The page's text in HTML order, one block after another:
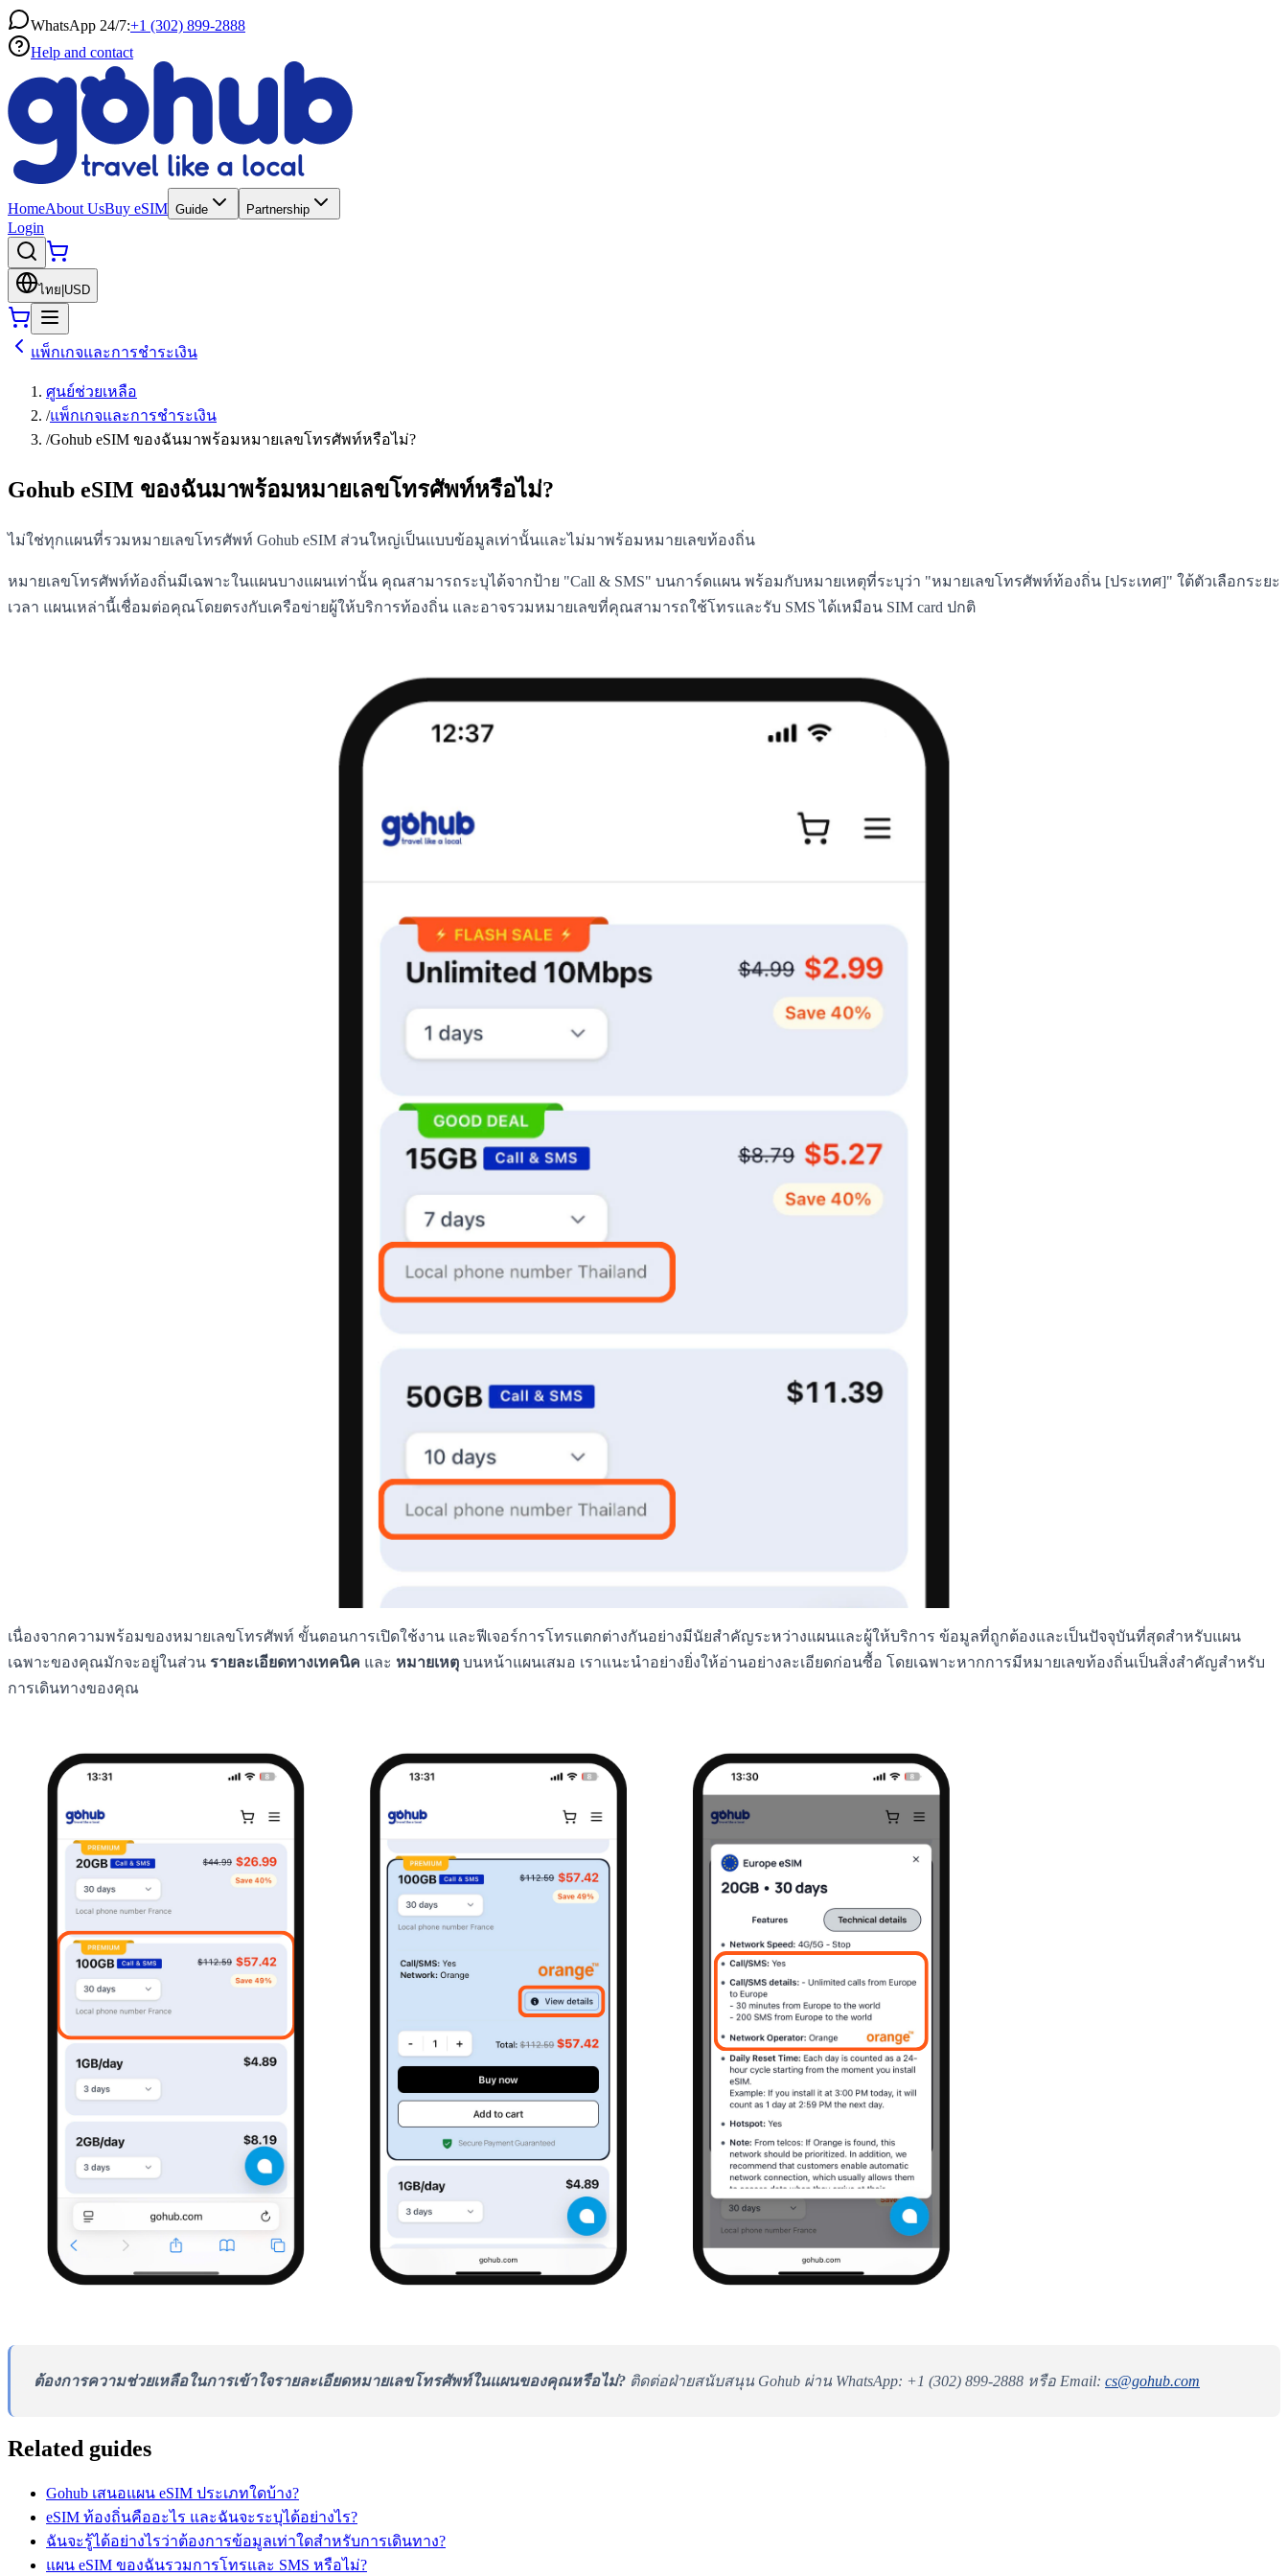
WhatsApp 24/7:+1 (302) 899-2888
Help and contact
HomeAbout UsBuy eSIM Guide Partnership
Login
ไทย USD
แพ็กเกจและการชำระเงิน
ศูนย์ช่วยเหลือ
/แพ็กเกจและการชำระเงิน
/Gohub eSIM ของฉันมาพร้อมหมายเลขโทรศัพท์หรือไม่?
Gohub eSIM ของฉันมาพร้อมหมายเลขโทรศัพท์หรือไม่?
ไม่ใช่ทุกแผนที่รวมหมายเลขโทรศัพท์ Gohub eSIM ส่วนใหญ่เป็นแบบข้อมูลเท่านั้นและไม่มาพร้อมหมายเลขท้องถิ่น
หมายเลขโทรศัพท์ท้องถิ่นมีเฉพาะในแผนบางแผนเท่านั้น คุณสามารถระบุได้จากป้าย "Call & SMS" บนการ์ดแผน พร้อมกับหมายเหตุที่ระบุว่า "หมายเลขโทรศัพท์ท้องถิ่น [ประเทศ]" ใต้ตัวเลือกระยะ
เวลา แผนเหล่านี้เชื่อมต่อคุณโดยตรงกับเครือข่ายผู้ให้บริการท้องถิ่น และอาจรวมหมายเลขที่คุณสามารถใช้โทรและรับ SMS ได้เหมือน SIM card ปกติ
เนื่องจากความพร้อมของหมายเลขโทรศัพท์ ขั้นตอนการเปิดใช้งาน และฟีเจอร์การโทรแตกต่างกันอย่างมีนัยสำคัญระหว่างแผนและผู้ให้บริการ ข้อมูลที่ถูกต้องและเป็นปัจจุบันที่สุดสำหรับแผน
เฉพาะของคุณมักจะอยู่ในส่วน รายละเอียดทางเทคนิค และ หมายเหตุ บนหน้าแผนเสมอ เราแนะนำอย่างยิ่งให้อ่านอย่างละเอียดก่อนซื้อ โดยเฉพาะหากการมีหมายเลขท้องถิ่นเป็นสิ่งสำคัญสำหรับ
การเดินทางของคุณ
ต้องการความช่วยเหลือในการเข้าใจรายละเอียดหมายเลขโทรศัพท์ในแผนของคุณหรือไม่? ติดต่อฝ่ายสนับสนุน Gohub ผ่าน WhatsApp: +1 (302) 899-2888 หรือ Email: cs@gohub.com
Related guides
Gohub เสนอแผน eSIM ประเภทใดบ้าง?
eSIM ท้องถิ่นคืออะไร และฉันจะระบุได้อย่างไร?
ฉันจะรู้ได้อย่างไรว่าต้องการข้อมูลเท่าใดสำหรับการเดินทาง?
แผน eSIM ของฉันรวมการโทรและ SMS หรือไม่?